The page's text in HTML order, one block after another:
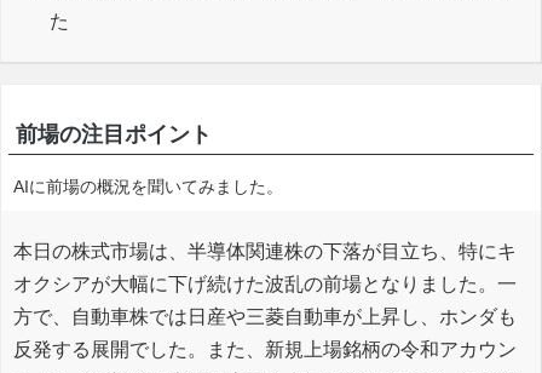
た
前場の注目ポイント
AIに前場の概況を聞いてみました。
本日の株式市場は、半導体関連株の下落が目立ち、特にキ
オクシアが大幅に下げ続けた波乱の前場となりました。一
方で、自動車株では日産や三菱自動車が上昇し、ホンダも
反発する展開でした。また、新規上場銘柄の令和アカウン